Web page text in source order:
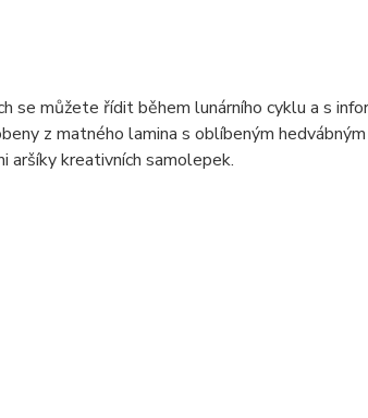
se můžete řídit během lunárního cyklu a s
z matného lamina s oblíbeným
aršíky kreativních samolepek.